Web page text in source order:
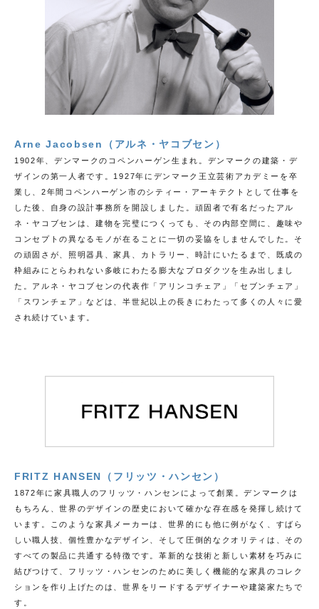
Arne Jacobsen（アルネ・ヤコブセン）
1902年、デンマークのコペンハーゲン生まれ。デンマークの建築・デ
ザインの第一人者です。1927年にデンマーク王立芸術アカデミーを卒
業し、2年間コペンハーゲン市のシティー・アーキテクトとして仕事を
した後、自身の設計事務所を開設しました。頑固者で有名だったアル
ネ・ヤコブセンは、建物を完璧につくっても、その内部空間に、趣味や
コンセプトの異なるモノが在ることに一切の妥協をしませんでした。そ
の頑固さが、照明器具、家具、カトラリー、時計にいたるまで、既成の
枠組みにとらわれない多岐にわたる膨大なプロダクツを生み出しまし
た。アルネ・ヤコブセンの代表作「アリンコチェア」「セブンチェア」
「スワンチェア」などは、半世紀以上の長きにわたって多くの人々に愛
され続けています。
FRITZ HANSEN（フリッツ・ハンセン）
1872年に家具職人のフリッツ・ハンセンによって創業。デンマークは
もちろん、世界のデザインの歴史において確かな存在感を発揮し続けて
います。このような家具メーカーは、世界的にも他に例がなく、すばら
しい職人技、個性豊かなデザイン、そして圧倒的なクオリティは、その
すべての製品に共通する特徴です。革新的な技術と新しい素材を巧みに
結びつけて、フリッツ・ハンセンのために美しく機能的な家具のコレク
ションを作り上げたのは、世界をリードするデザイナーや建築家たちで
す。